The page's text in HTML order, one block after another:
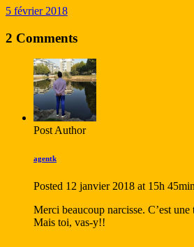
5 février 2018
2 Comments
Post Author
agentk
Posted 12 janvier 2018 at 15h 45min
Merci beaucoup narcisse. C’est
Mais toi, vas-y!!